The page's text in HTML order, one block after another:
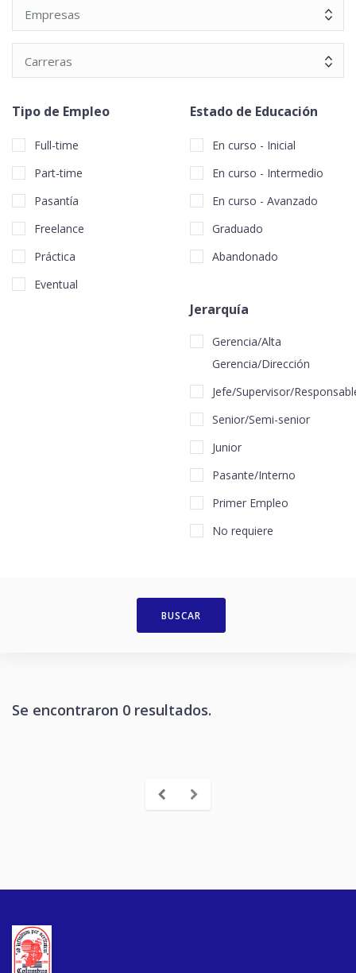
Empresas
Carreras
Tipo de Empleo
Full-time
Part-time
Pasantía
Freelance
Práctica
Eventual
Estado de Educación
En curso - Inicial
En curso - Intermedio
En curso - Avanzado
Graduado
Abandonado
Jerarquía
Gerencia/Alta
Gerencia/Dirección
Jefe/Supervisor/
Senior/Semi-senior
Junior
Pasante/Interno
Primer Empleo
No requiere
BUSCAR
Se encontraron 0 resultados.